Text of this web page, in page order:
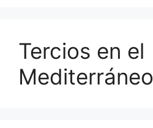
Tercios en el
Mediterráneo